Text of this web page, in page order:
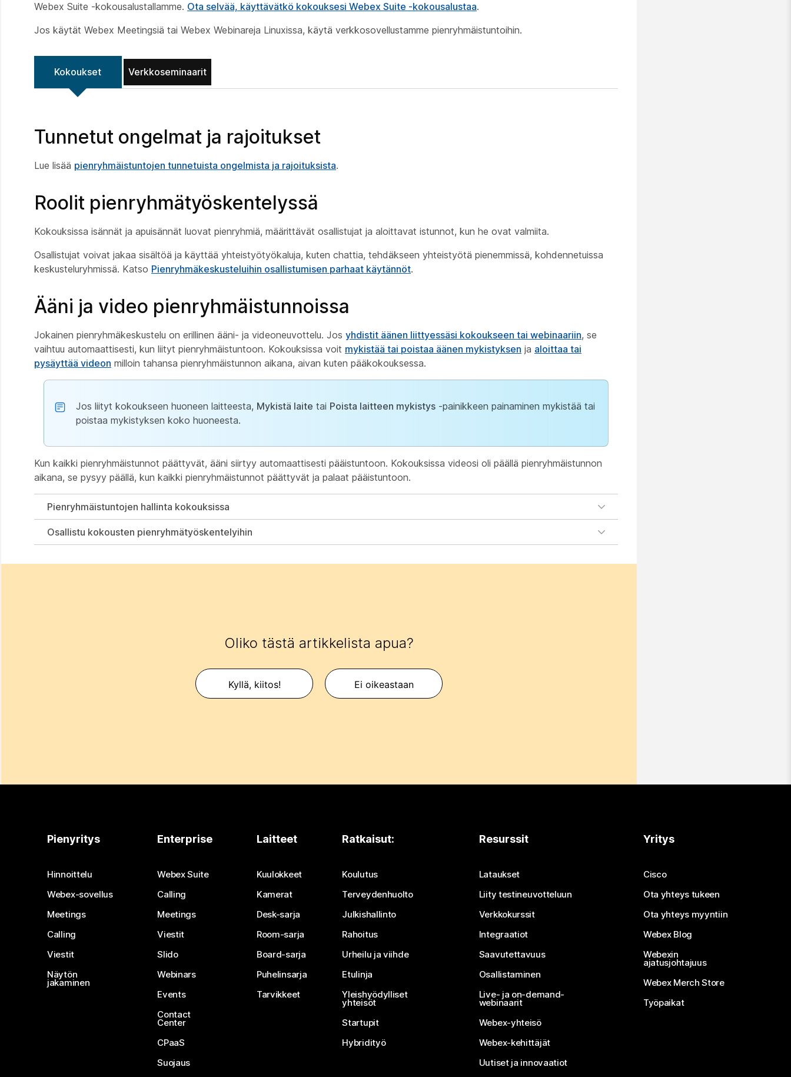
Webex Suite -kokousalustallamme. Ota selvää, käyttävätkö kokouksesi Webex Suite -kokousalustaa.
Jos käytät Webex Meetingsiä tai Webex Webinareja Linuxissa, käytä verkkosovellustamme pienryhmäistuntoihin.
Kokoukset Verkkoseminaarit
Tunnetut ongelmat ja rajoitukset
Lue lisää pienryhmäistuntojen tunnetuista ongelmista ja rajoituksista.
Roolit pienryhmätyöskentelyssä
Kokouksissa isännät ja apuisännät luovat pienryhmiä, määrittävät osallistujat ja aloittavat istunnot, kun he ovat valmiita.
Osallistujat voivat jakaa sisältöä ja käyttää yhteistyötyökaluja, kuten chattia, tehdäkseen yhteistyötä pienemmissä, kohdennetuissa
keskusteluryhmissä. Katso Pienryhmäkeskusteluihin osallistumisen parhaat käytännöt.
Ääni ja video pienryhmäistunnoissa
Jokainen pienryhmäkeskustelu on erillinen ääni- ja videoneuvottelu. Jos yhdistit äänen liittyessäsi kokoukseen tai webinaariin, se
vaihtuu automaattisesti, kun liityt pienryhmäistuntoon. Kokouksissa voit mykistää tai poistaa äänen mykistyksen ja aloittaa tai
pysäyttää videon milloin tahansa pienryhmäistunnon aikana, aivan kuten pääkokouksessa.
Jos liityt kokoukseen huoneen laitteesta, Mykistä laite tai Poista laitteen mykistys -painikkeen painaminen mykistää tai
poistaa mykistyksen koko huoneesta.
Kun kaikki pienryhmäistunnot päättyvät, ääni siirtyy automaattisesti pääistuntoon. Kokouksissa videosi oli päällä pienryhmäistunnon
aikana, se pysyy päällä, kun kaikki pienryhmäistunnot päättyvät ja palaat pääistuntoon.
Pienryhmäistuntojen hallinta kokouksissa
Osallistu kokousten pienryhmätyöskentelyihin
Oliko tästä artikkelista apua?
Kyllä, kiitos! Ei oikeastaan
Pienyritys
Hinnoittelu
Webex-sovellus
Meetings
Calling
Viestit
Näytön
jakaminen
Enterprise
Webex Suite
Calling
Meetings
Viestit
Slido
Webinars
Events
Contact
Center
CPaaS
Suojaus
Laitteet
Kuulokkeet
Kamerat
Desk-sarja
Room-sarja
Board-sarja
Puhelinsarja
Tarvikkeet
Ratkaisut:
Koulutus
Terveydenhuolto
Julkishallinto
Rahoitus
Urheilu ja viihde
Etulinja
Yleishyödylliset
yhteisöt
Startupit
Hybridityö
Resurssit
Lataukset
Liity testineuvotteluun
Verkkokurssit
Integraatiot
Saavutettavuus
Osallistaminen
Live- ja on-demand-
webinaarit
Webex-yhteisö
Webex-kehittäjät
Uutiset ja innovaatiot
Yritys
Cisco
Ota yhteys tukeen
Ota yhteys myyntiin
Webex Blog
Webexin
ajatusjohtajuus
Webex Merch Store
Työpaikat